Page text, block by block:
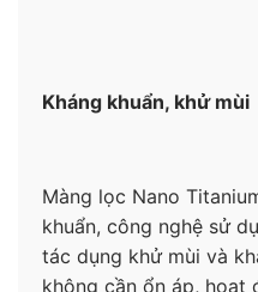
Kháng khuẩn, khử mùi
Màng lọc Nano
khuẩn, công nghệ sử
tác dụng khử mùi và
không cần ổn áp, hoạt